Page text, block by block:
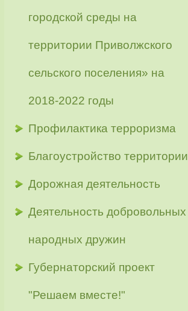
городской среды на
территории Приволжского
сельского поселения» на
2018-2022 годы
Профилактика терроризма
Благоустройство территории
Дорожная деятельность
Деятельность добровольных
народных дружин
Губернаторский проект
"Решаем вместе!"